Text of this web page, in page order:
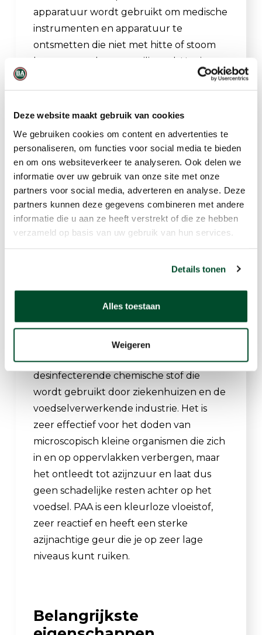
Deze website maakt gebruik van cookies
We gebruiken cookies om content en advertenties te
personaliseren, om functies voor social media te bieden
en om ons websiteverkeer te analyseren. Ook delen we
informatie over uw gebruik van onze site met onze
partners voor social media, adverteren en analyse. Deze
partners kunnen deze gegevens combineren met andere
informatie die u aan ze heeft verstrekt of die ze hebben
verzameld op basis van uw gebruik van hun services.
Details tonen
Alles toestaan
Weigeren
apparatuur wordt gebruikt om medische
instrumenten en apparatuur te
ontsmetten die niet met hitte of stoom
kunnen worden gesteriliseerd. Het is een
kleurloze chemische stof die bij hoge
heeft. EtO is licht ontvlambaar en reactief
Waterstofperoxide is een steriliserende
chemische stof die wordt gebruikt in
ziekenhuizen en aseptische afvullijnen in
de voedselverwerking.
Sterilisatiechemicaliën worden
geselecteerd vanwege hun vermogen
doden, inclusief bacteriën in de zeer
voordeel dat het milieuvriendelijk is, maar
zijn zeer reactief en potentieel gevaarlijk.
Perazijnzuur (PAA) is een
desinfecterende chemische stof die
wordt gebruikt door ziekenhuizen en de
voedselverwerkende industrie. Het is
zeer effectief voor het doden van
microscopisch kleine organismen die zich
in en op oppervlakken verbergen, maar
het ontleedt tot azijnzuur en laat dus
geen schadelijke resten achter op het
voedsel. PAA is een kleurloze vloeistof,
zeer reactief en heeft een sterke
azijnachtige geur die je op zeer lage
niveaus kunt ruiken.
Belangrijkste